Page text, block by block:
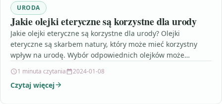
URODA
Jakie olejki eteryczne są korzystne dla urody
Jakie olejki eteryczne są korzystne dla urody? Olejki
eteryczne są skarbem natury, który może mieć korzystny
wpływ na urodę. Wybór odpowiednich olejków może
1 minuta czytania 2024-01-08
Czytaj więcej